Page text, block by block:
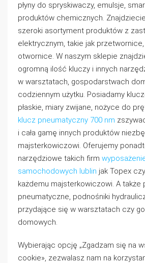
płyny do spryskiwaczy, emulsje,
produktów chemicznych.
szeroki asortyment produktów z
elektrycznym, takie jak
otwornice. W naszym sklepie
ogromną ilość kluczy i innych
w warsztatach, gospodarstwach
codziennym użytku. Posiadamy
płaskie, miary zwijane, nożyce do
klucz pneumatyczny 700 nm
i cała gamę innych produktów
majsterkowiczowi. Oferujemy
narzędziowe takich firm
samochodowych lublin jak Topex
każdemu majsterkowiczowi. A także
pneumatyczne, podnośniki
przydające się w warsztatach czy
domowych.
Wybierając opcję „Zgadzam się na
cookie», zezwalasz nam na